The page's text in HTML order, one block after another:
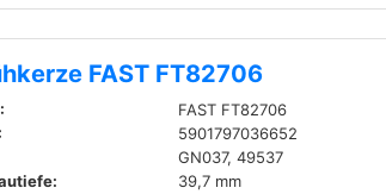
FAST FT82706
FAST FT82706
5901797036652
GN037, 49537
39,7 mm